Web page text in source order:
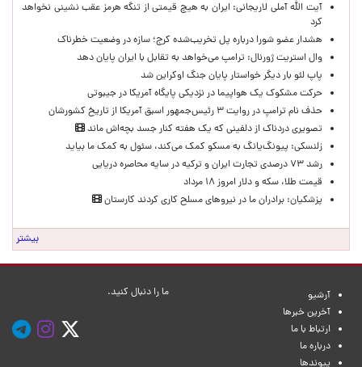
آیت الله آملی لاریجانی: ایران به هیچ قیمتی از تنگه هرمز عقب نشینی نخواهد
کرد
هشدار عضو شورا درباره پل تخریب‌شده کرج؛ سازه در وضعیت خطرناک
وال‌ استریت ژورنال: ترامپ می‌خواهد به تقابل با ایران پایان دهد
پاپ لئو بار دیگر خواستار پایان جنگ اوکراین شد
حرکت مشکوک یک هواپیما در نزدیکی پایگاه آمریکا در جیبوتی
حذف نام ترامپ در روایت ۳ رئیس‌جمهور اسبق آمریکا از تاریخ کشورشان
تصویری دردناک از دلفینی که یک هفته کنار جسد بچه‌اش ماند
زلنسکی: پیونگ‌یانگ به مسکو کمک می‌کند، سئول به کمک ما بیاید
رشد ۷۳ درصدی تجارت ایران و ترکیه در سایه محاصره دریایی
قیمت طلا، سکه و دلار امروز ۱۸ مرداد
پزشکیان: برادران ما در نیروهای مسلح کاری کردند کارستان
بیشتر
آرشیو
آخرین خبرها
ارتباط با ما
درباره ما
پیوندها
ما را دنبال کنید.